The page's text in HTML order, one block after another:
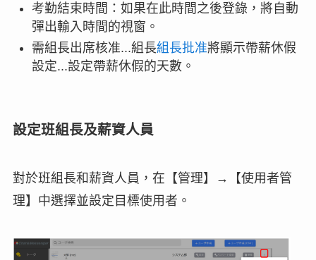
考勤結束時間：如果在此時間之後登錄，將自動
彈出輸入時間的視窗。
需組長出席核准...組長組長批准將顯示帶薪休假
設定...設定帶薪休假的天數。
設定班組長及薪資人員
對於班組長和薪資人員，在【管理】→【使用者管
理】中選擇並設定目標使用者。